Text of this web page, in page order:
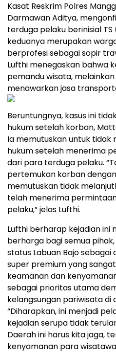
Kasat Reskrim Polres
Darmawan Aditya,
terduga pelaku berinisial TS
keduanya merupakan
berprofesi sebagai sopir
Lufthi menegaskan bahwa
pemandu wisata,
menawarkan jasa
Beruntungnya, kasus ini
hukum setelah korban,
Ia memutuskan untuk tidak
hukum setelah menerima
dari para terduga pelaku.
pertemukan korban
memutuskan tidak
telah menerima
pelaku,” jelas Lufthi.
Lufthi berharap kejadian ini
berharga bagi semua
status Labuan Bajo sebagai
super premium yang
keamanan dan
sebagai prioritas utama
kelangsungan pariwisata di
“Diharapkan, ini menjadi
kejadian serupa tidak
Daerah ini harus kita jaga,
kenyamanan para